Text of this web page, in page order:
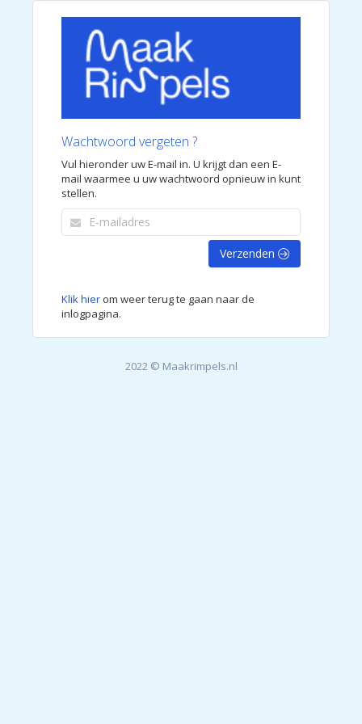
Wachtwoord vergeten ?
Vul hieronder uw E-mail in. U krijgt dan een E-
mail waarmee u uw wachtwoord opnieuw in kunt
stellen.
Verzenden
Klik hier om weer terug te gaan naar de
inlogpagina.
2022 © Maakrimpels.nl